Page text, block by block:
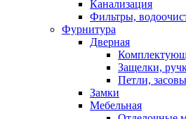
Канализация
Фильтры,
Фурнитура
Дверная
Защелки,
Петли,
Замки
Мебельная